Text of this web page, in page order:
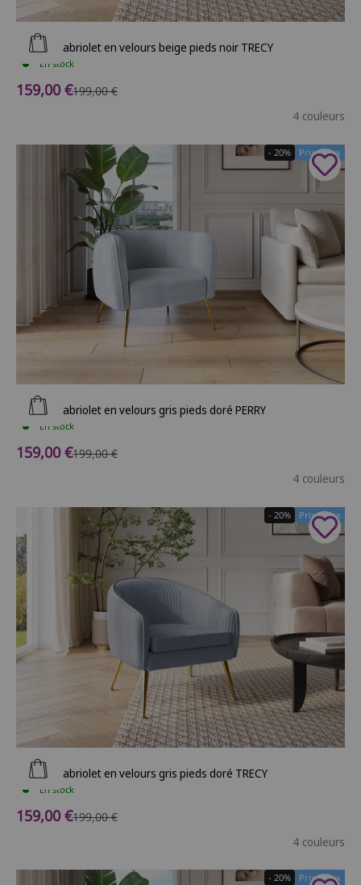
Ajouter au panier
Fauteuil cabriolet en velours beige pieds noir TRECY
En stock
Prix de vente
159,00 €Prix normal
199,00 €
4 couleurs
Prix Doux
- 20%
Ajouter au panier
Fauteuil cabriolet en velours gris pieds doré PERRY
En stock
Prix de vente
159,00 €Prix normal
199,00 €
4 couleurs
Prix Doux
- 20%
Ajouter au panier
Fauteuil cabriolet en velours gris pieds doré TRECY
En stock
Prix de vente
159,00 €Prix normal
199,00 €
4 couleurs
Prix Doux
- 20%